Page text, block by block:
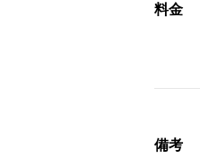
料金
備考